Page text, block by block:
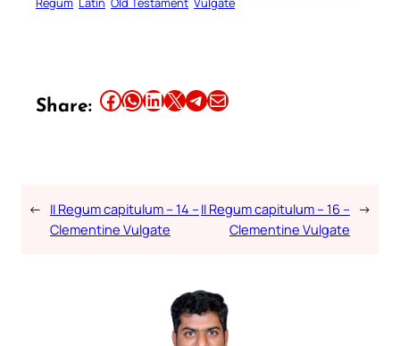
Share: Share this article on Facebook Share this article on WhatsApp Share this article on LinkedIn Share this article on X Share this article on TelegramEmail this Article
← II Regum capitulum – 14 –
Clementine Vulgate
II Regum capitulum – 16 –
Clementine Vulgate
→